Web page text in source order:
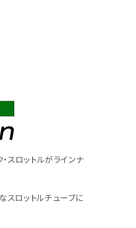
スロットルがラインナ
スロットルチューブに